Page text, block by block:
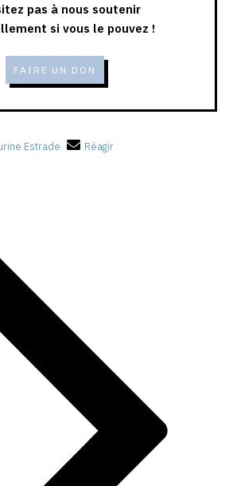
pas à nous soutenir
si vous le pouvez !
FAIRE UN DON
Estrade Réagir